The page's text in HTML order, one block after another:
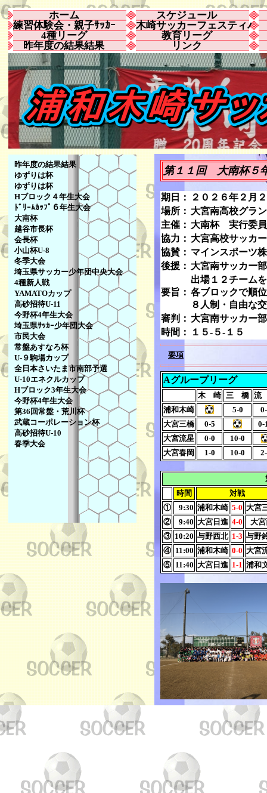
ホーム
スケジュール
練習体験会・親子ｻｯｶｰ
木崎サッカーフェスティバル
4種リーグ
教育リーグ
昨年度の結果結果
リンク
昨年度の結果結果
ゆずりは杯
ゆずりは杯
Hブロック４年生大会
ﾄﾞﾘｰﾑｶｯﾌﾟ６年生大会
大南杯
越谷市長杯
会長杯
小山杯U-8
冬季大会
埼玉県サッカー少年団中央大会
4種新人戦
YAMATOカップ
高砂招待U-11
今野杯4年生大会
埼玉県ｻｯｶｰ少年団大会
市民大会
常盤あすなろ杯
U-９駒場カップ
全日本さいたま市南部予選
U-10エネクルカップ
Hブロック3年生大会
今野杯4年生大会
第36回常盤・荒川杯
武蔵コーポレーション杯
高砂招待U-10
春季大会
第１１回 大南杯５
期日：
２０２６年２月
場所： 大宮南高校グラ
主催： 大南杯 実行委
協力： 大宮高校サッカ
協賛： マインスポーツ
後援： 大宮南サッカー
要旨：
出場１２チーム
各ブロックで順
８人制・自由な
審判： 大宮南サッカー
時間：
１５-５-１５
要項
Aグループリーグ
木 崎 三 橋 流
浦和木崎
5-0
大宮三橋
0-5
0-
大宮流星
0-0
10-0
大宮春岡
1-0 10-0
時間
対戦
①
9:30 浦和木崎 5-0 大宮
②
9:40 大宮日進 4-0
大宮
③ 10:20 与野西北 1-3 与野
④ 11:00 浦和木崎 0-0 大宮
⑤ 11:40 大宮日進 1-1 浦和